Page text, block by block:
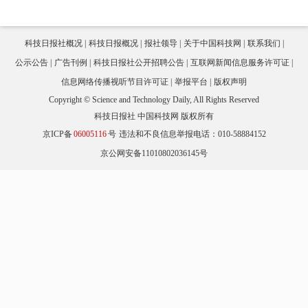
科技日报社概况 科技日报概况 报社领导 关于中国科技网
联系我们
公示公告
广告刊例 科技日报社公开招聘公告
互联网新闻信息服务许可证
信息网络传播视听节目许可证
举报平台
版权声明
Copyright © Science and Technology Daily, All Rights Reserved
科技日报社 中国科技网 版权所有
京ICP备06005116号 违法和不良信息举报电话：010-58884152
京公网安备11010802036145号